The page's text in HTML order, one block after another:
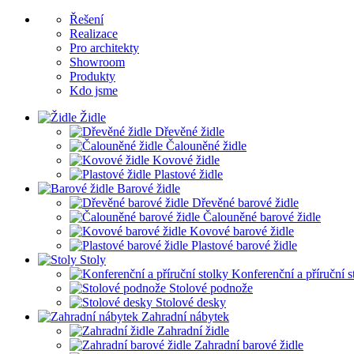
Řešení
Realizace
Pro architekty
Showroom
Produkty
Kdo jsme
Židle
Dřevěné židle
Čalouněné židle
Kovové židle
Plastové židle
Barové židle
Dřevěné barové židle
Čalouněné barové židle
Kovové barové židle
Plastové barové židle
Stoly
Konferenční a příruční
Stolové podnože
Stolové desky
Zahradní nábytek
Zahradní židle
Zahradní barové židle